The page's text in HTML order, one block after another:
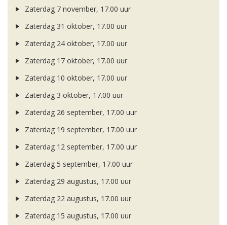
Zaterdag 7 november, 17.00 uur
Zaterdag 31 oktober, 17.00 uur
Zaterdag 24 oktober, 17.00 uur
Zaterdag 17 oktober, 17.00 uur
Zaterdag 10 oktober, 17.00 uur
Zaterdag 3 oktober, 17.00 uur
Zaterdag 26 september, 17.00 uur
Zaterdag 19 september, 17.00 uur
Zaterdag 12 september, 17.00 uur
Zaterdag 5 september, 17.00 uur
Zaterdag 29 augustus, 17.00 uur
Zaterdag 22 augustus, 17.00 uur
Zaterdag 15 augustus, 17.00 uur